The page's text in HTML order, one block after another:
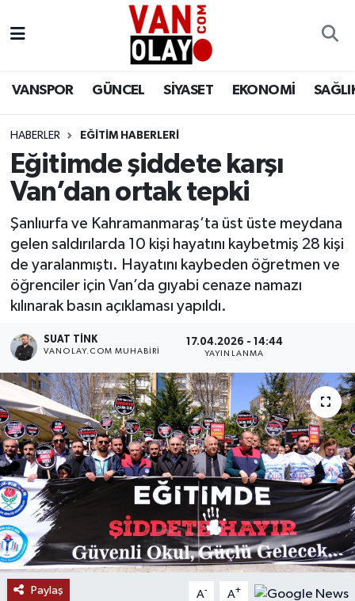
VANSPOR GÜNCEL SİYASET EKONOMİ
HABERLER EĞİTİM HABERLERİ
Eğitimde şiddete karşı
Van’dan ortak tepki
Şanlıurfa ve Kahramanmaraş’ta üst üste meydana
gelen saldırılarda 10 kişi hayatını kaybetmiş 28 kişi
de yaralanmıştı. Hayatını kaybeden öğretmen ve
öğrenciler için Van’da gıyabi cenaze namazı
kılınarak basın açıklaması yapıldı.
SUAT TINK
VANOLAY.COM MUHABIRI
17.04.2026 - 14:44
YAYINLANMA
Paylaş A- A+
Siyaset
Ekonomi
Sağlık
Eğitim
Bilim & Teknoloji
Dünya
RESMİ İLANLAR
Van Nöbetçi Eczaneler
Van Namaz Vakitleri
Van Trafik Yoğunluk Haritası
Süper Lig Puan Durumu ve Fikstür
Tüm Manşetler
Son Dakika Haberleri
Haber Arşivi